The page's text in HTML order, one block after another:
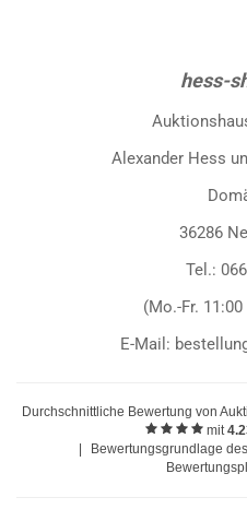
hess-
Alexander Hess
36286
Tel.:
(Mo.-Fr.
E-Mail:
Durchschnittliche Bewertung von
mit
Bewertungsgrundlage